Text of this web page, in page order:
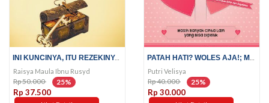
INI KUNCINYA, ITU REZEKINYA;...
Raisya Maula Ibnu Rusyd
Rp 50.000 25%
Rp 37.500
Putri Velisya
Rp 40.000 25%
Rp 30.000